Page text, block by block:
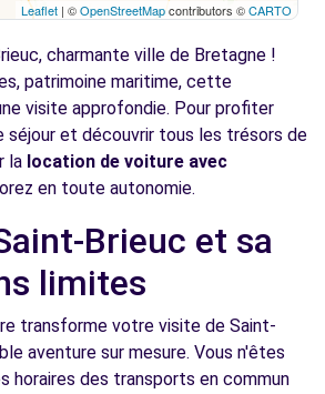
Leaflet | ©OpenStreetMapcontributors ©CARTO
charmante ville de Bretagne !
patrimoine maritime, cette
visite approfondie. Pour profiter
séjour et découvrir tous les trésors de
la location de voiture avec
en toute autonomie.
Brieuc et sa
limites
transforme votre visite de Saint-
aventure sur mesure. Vous n'êtes
horaires des transports en commun